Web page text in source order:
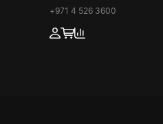
+971 4 526 3600